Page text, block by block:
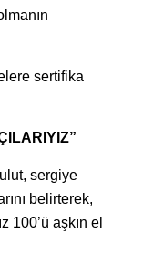
sertifika
sergiye
belirterek,
100’ü aşkın el